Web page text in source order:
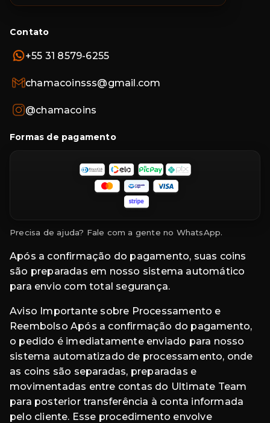
Contato
+55 31 8579-6255
chamacoinsss@gmail.com
@chamacoins
Formas de pagamento
Precisa de ajuda? Fale com a gente no WhatsApp.
Após a confirmação do pagamento, suas coins
são preparadas em nosso sistema automático
para envio com total segurança.
Aviso Importante sobre Processamento e
Reembolso Após a confirmação do pagamento,
o pedido é imediatamente enviado para nosso
sistema automatizado de processamento, onde
as coins são separadas, preparadas e
movimentadas entre contas do Ultimate Team
para posterior transferência à conta informada
pelo cliente. Esse procedimento envolve